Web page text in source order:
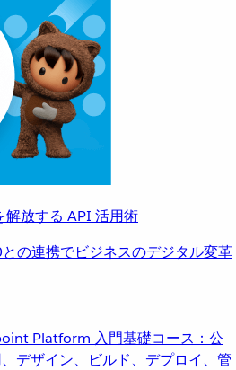
解放する API 活用術
の連携でビジネスのデジタル変革
Platform 入門基礎コース：公
デザイン、ビルド、デプロイ、管